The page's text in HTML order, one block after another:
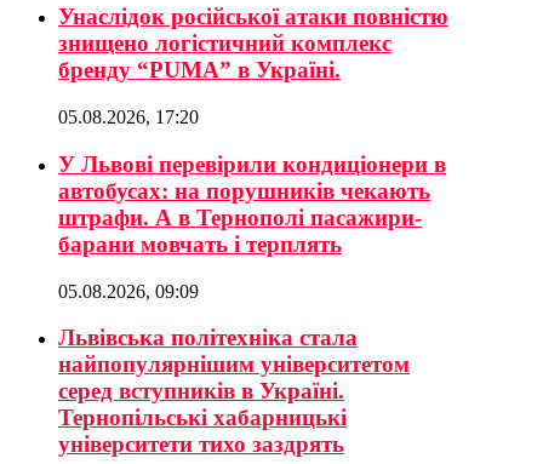
Унаслідок російської атаки повністю
знищено логістичний комплекс
бренду “PUMA” в Україні.
05.08.2026, 17:20
У Львові перевірили кондиціонери в
автобусах: на порушників чекають
штрафи. А в Тернополі пасажири-
барани мовчать і терплять
05.08.2026, 09:09
Львівська політехніка стала
найпопулярнішим університетом
серед вступників в Україні.
Тернопільські хабарницькі
університети тихо заздрять